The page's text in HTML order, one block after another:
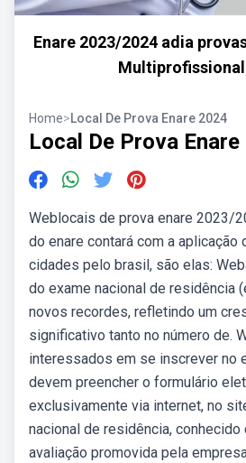
Enare 2023/2024 adia
Home>Local De Prova Enare 2024
Local De Prova
Weblocais de prova enare 2023/
do enare contará com a aplicação
cidades pelo brasil, são elas:
do exame nacional de residência
novos recordes, refletindo um
significativo tanto no número de.
interessados em se inscrever no
devem preencher o formulário
exclusivamente via internet, no
nacional de residência, conhecido
avaliação promovida pela